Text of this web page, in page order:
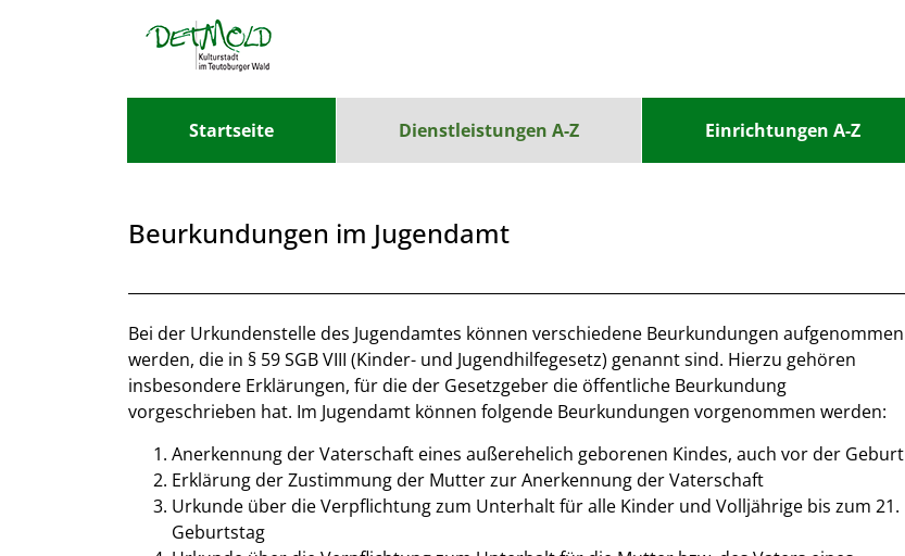
Zum Hauptinhalt springen
Startseite Dienstleistungen A-Z Einrichtungen A-Z
Beurkundungen im Jugendamt
Beschreibung
Bei der Urkundenstelle des Jugendamtes können verschiedene Beurkundungen aufgenommen
werden, die in § 59 SGB VIII (Kinder- und Jugendhilfegesetz) genannt sind. Hierzu gehören
insbesondere Erklärungen, für die der Gesetzgeber die öffentliche Beurkundung
vorgeschrieben hat. Im Jugendamt können folgende Beurkundungen vorgenommen werden:
Anerkennung der Vaterschaft eines außerehelich geborenen Kindes, auch vor der Geburt
Erklärung der Zustimmung der Mutter zur Anerkennung der Vaterschaft
Urkunde über die Verpflichtung zum Unterhalt für alle Kinder und Volljährige bis zum 21.
Geburtstag